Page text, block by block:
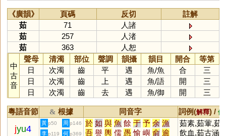
《廣韻》 頁碼 反切
註解
茹
71
人諸
茹
257
人渚
茹
363 人恕
中
古
音
聲母 清濁 部位 聲調 韻攝 韻目 開合
等第
日
次濁 齒 平 遇 魚/魚 合
三
日
次濁 齒 上 遇 魚/語 開
三
日
次濁 齒 去 遇 魚/御 開 三
粵語音節 & 根據 同音字 詞例(解釋) / 備
jyu4
黃 p50 周 p146 於 如 與 魚 餘 于 予 余 漁
吾 譽 輿 儒 愚 愉 嶼 俞 逾
茹素,茹葷,茹
飲血,茹古涵
李 p119 何 p369